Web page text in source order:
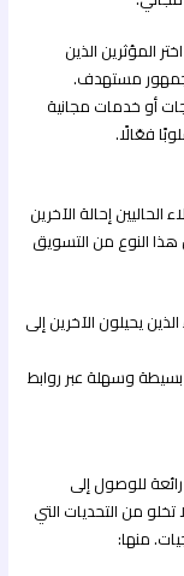
المؤثرين الذين
مستهدف.
أو خدمات مجانية
فعّالًا.
إحالة الآخرين
النوع من التسويق
يحيلون الآخرين إلى
وسهلة عبر روابط
للوصول إلى
من التحديات التي
منها: